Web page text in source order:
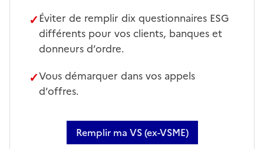
✓Éviter de remplir dix questionnaires ESG
différents pour vos clients, banques et
donneurs d’ordre.
✓Vous démarquer dans vos appels
d’offres.
Remplir ma VS (ex-VSME)